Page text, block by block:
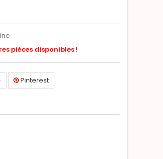
pièces disponibles !
Pinterest